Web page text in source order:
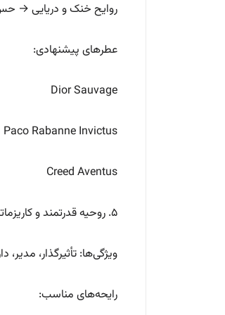
روایح خنک و دریایی → حس
عطرهای پیشنهادی:
Dior Sauvage
Paco Rabanne Invictus
Creed Aventus
۵. روحیه قدرتمند و کاریزماتیک
ویژگی‌ها: تأثیرگذار، مدیر،
رایحه‌های مناسب: